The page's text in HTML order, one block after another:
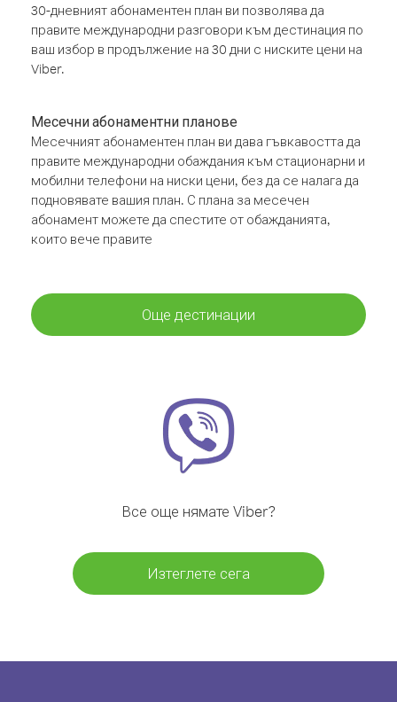
30-дневният абонаментен план ви позволява да
правите международни разговори към дестинация по
ваш избор в продължение на 30 дни с ниските цени на
Viber.
Месечни абонаментни планове
Месечният абонаментен план ви дава гъвкавостта да
правите международни обаждания към стационарни и
мобилни телефони на ниски цени, без да се налага да
подновявате вашия план. С плана за месечен
абонамент можете да спестите от обажданията,
които вече правите
Още дестинации
Все още нямате Viber?
Изтеглете сега